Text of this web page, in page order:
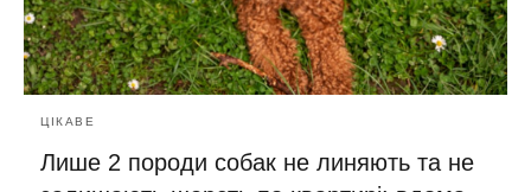
ЦІКАВЕ
Лише 2 породи собак не линяють та не